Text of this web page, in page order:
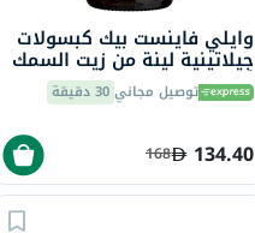
وايلي فاينست بيك كبسولات
جيلاتينية لينة من زيت السمك
أوميغا 3 بتركيز 1000 ملجم
من حمض إيكوسابنتينويك
توصيل مجاني30 دقيقة
134.40
168